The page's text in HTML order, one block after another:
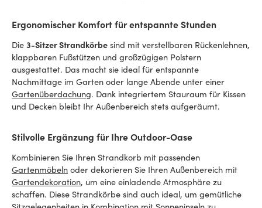
Ergonomischer Komfort für entspannte Stunden
Die 3-Sitzer Strandkörbe sind mit verstellbaren Rückenlehnen,
klappbaren Fußstützen und großzügigen Polstern
ausgestattet. Das macht sie ideal für entspannte
Nachmittage im Garten oder lange Abende unter einer
Gartenüberdachung. Dank integriertem Stauraum für Kissen
und Decken bleibt Ihr Außenbereich stets aufgeräumt.
Stilvolle Ergänzung für Ihre Outdoor-Oase
Kombinieren Sie Ihren Strandkorb mit passenden
Gartenmöbeln oder dekorieren Sie Ihren Außenbereich mit
Gartendekoration, um eine einladende Atmosphäre zu
schaffen. Diese Strandkörbe sind auch ideal, um gemütliche